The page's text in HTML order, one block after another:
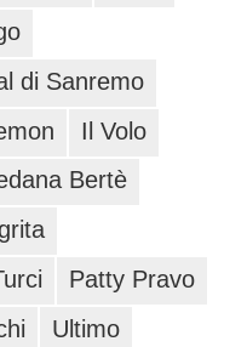
di Sanremo
Il Volo
Bertè
Patty Pravo
Ultimo